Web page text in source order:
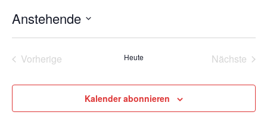
Anstehende
Vorherige
Heute
Nächste
Kalender abonnieren